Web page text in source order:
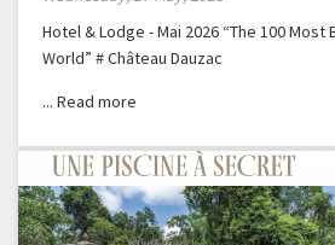
Hotel & Lodge - Mai 2026 “The 100
World” # Château Dauzac